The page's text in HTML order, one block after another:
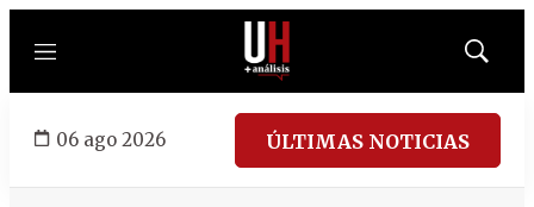
Menú
Mostrar
06 ago 2026 ÚLTIMAS NOTICIAS